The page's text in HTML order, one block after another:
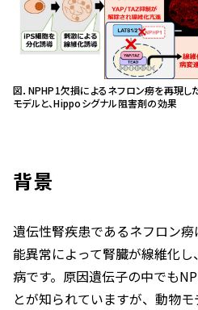
図．NPHP1欠損によるネフロン癆を再現し
モデルと、Hippoシグナル阻害剤の効果
背景
遺伝性腎疾患であるネフロン
能異常によって腎臓が線維化
病です。原因遺伝子の中でも
とが知られていますが、動物